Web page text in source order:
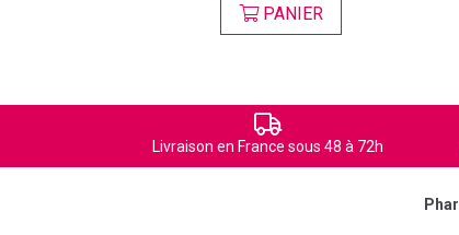
PANIER
Livraison en France sous 48 à 72h